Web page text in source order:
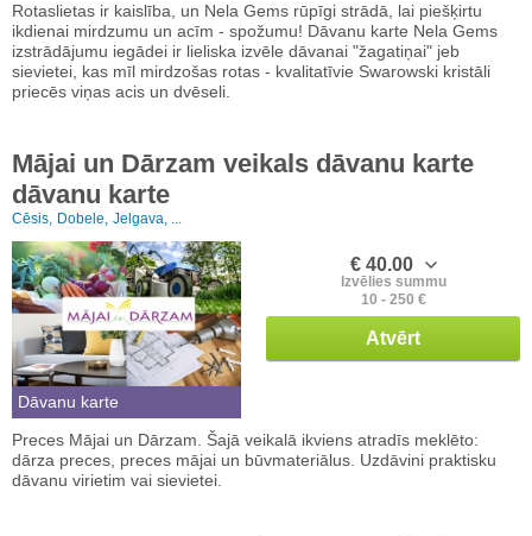
Rotaslietas ir kaislība, un Nela Gems rūpīgi strādā, lai piešķirtu
ikdienai mirdzumu un acīm - spožumu! Dāvanu karte Nela Gems
izstrādājumu iegādei ir lieliska izvēle dāvanai "žagatiņai" jeb
sievietei, kas mīl mirdzošas rotas - kvalitatīvie Swarowski kristāli
priecēs viņas acis un dvēseli.
Mājai un Dārzam veikals dāvanu karte
dāvanu karte
Cēsis, Dobele, Jelgava, ...
Dāvanu karte
€ 40.00
Izvēlies summu
10 - 250 €
Atvērt
Preces Mājai un Dārzam. Šajā veikalā ikviens atradīs meklēto:
dārza preces, preces mājai un būvmateriālus. Uzdāvini praktisku
dāvanu virietim vai sievietei.